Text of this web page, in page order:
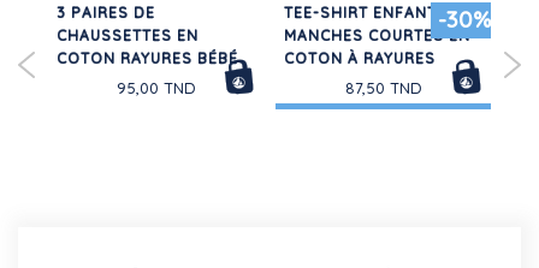
3 PAIRES DE
CHAUSSETTES EN
COTON RAYURES BÉBÉ
95,00 TND
-30%
TEE-SHIRT ENFANT
MANCHES COURTES EN
COTON À RAYURES
87,50 TND